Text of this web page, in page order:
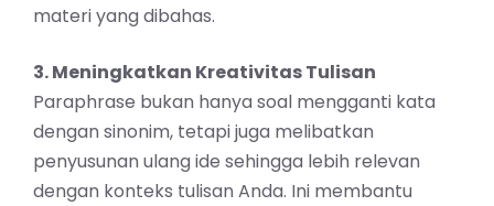
materi yang dibahas.
3. Meningkatkan Kreativitas Tulisan
Paraphrase bukan hanya soal mengganti kata
dengan sinonim, tetapi juga melibatkan
penyusunan ulang ide sehingga lebih relevan
dengan konteks tulisan Anda. Ini membantu